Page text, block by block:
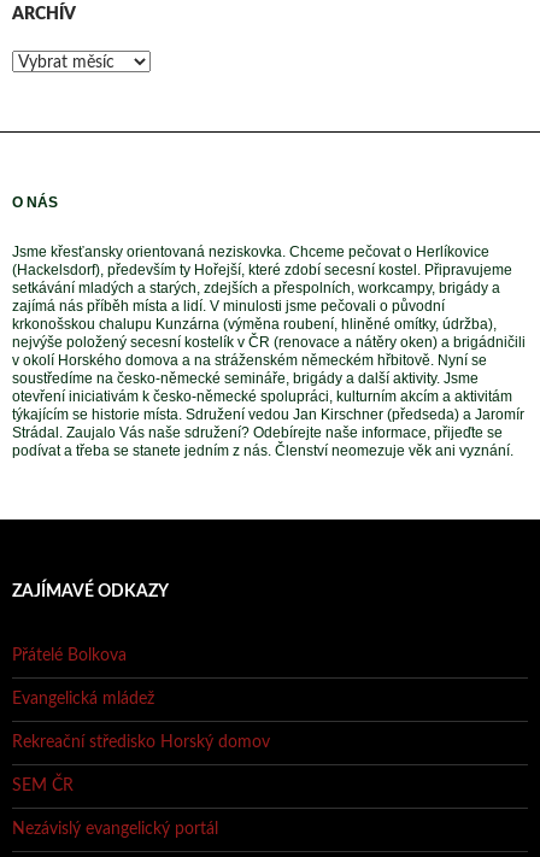
ARCHÍV
Archív
O NÁS
Jsme křesťansky orientovaná neziskovka. Chceme pečovat o Herlíkovice
(Hackelsdorf), především ty Hořejší, které zdobí secesní kostel. Připravujeme
setkávání mladých a starých, zdejších a přespolních, workcampy, brigády a
zajímá nás příběh místa a lidí. V minulosti jsme pečovali o původní
krkonošskou chalupu Kunzárna (výměna roubení, hliněné omítky, údržba),
nejvýše položený secesní kostelík v ČR (renovace a nátěry oken) a brigádničili
v okolí Horského domova a na stráženském německém hřbitově. Nyní se
soustředíme na česko-německé semináře, brigády a další aktivity. Jsme
otevření iniciativám k česko-německé spolupráci, kulturním akcím a aktivitám
týkajícím se historie místa. Sdružení vedou Jan Kirschner (předseda) a Jaromír
Strádal. Zaujalo Vás naše sdružení? Odebírejte naše informace, přijeďte se
podívat a třeba se stanete jedním z nás. Členství neomezuje věk ani vyznání.
ZAJÍMAVÉ ODKAZY
Přátelé Bolkova
Evangelická mládež
Rekreační středisko Horský domov
SEM ČR
Nezávislý evangelický portál